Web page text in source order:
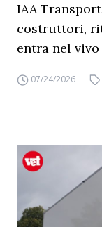
IAA
costruttori,
entra nel vivo
07/24/2026